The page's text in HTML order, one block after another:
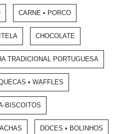
CARNE • PORCO
CHOCOLATE
TRADICIONAL PORTUGUESA
• WAFFLES
BISCOITOS
DOCES • BOLINHOS